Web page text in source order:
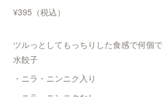
¥395（税込）
ツルっとしてもっちりした食感で何個
水餃子
・ニラ・ニンニク入り